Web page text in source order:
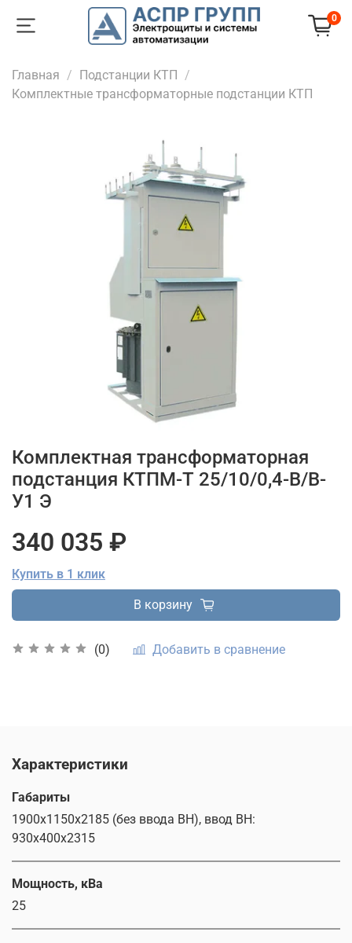
0
Главная
Подстанции КТП
Комплектные трансформаторные подстанции КТП
Комплектная трансформаторная
подстанция КТПМ-Т 25/10/0,4-В/В-
У1 Э
(0) Добавить в сравнение
340 035 ₽
Купить в 1 клик
В корзину
Характеристики
Габариты
1900х1150х2185 (без ввода ВН), ввод ВН:
930х400х2315
Мощность, кВа
25